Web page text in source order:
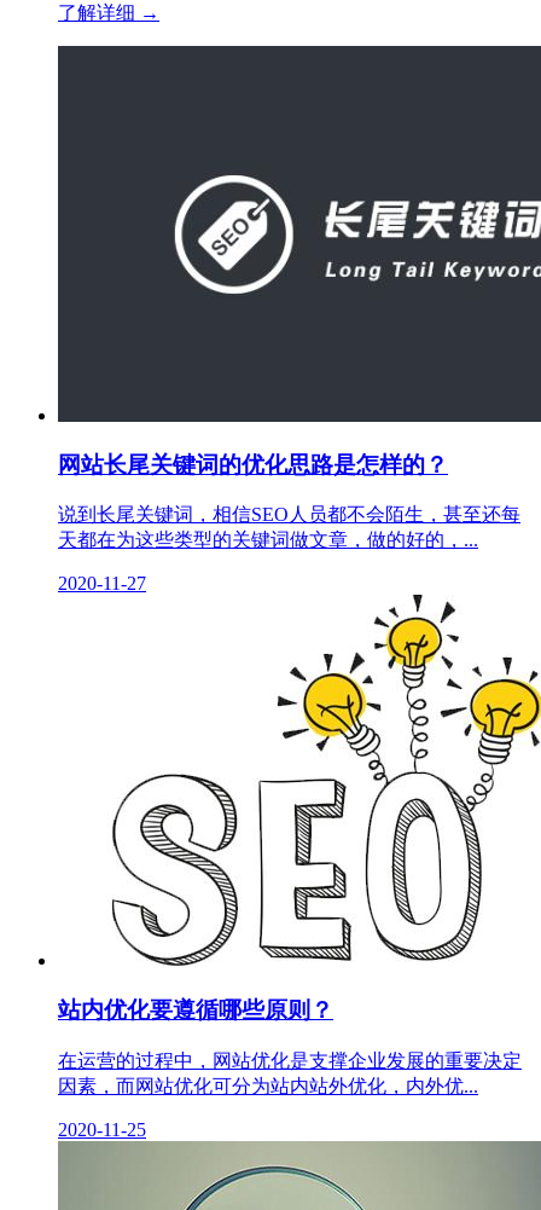
了解详细 →
网站长尾关键词的优化思路是怎样的？
说到长尾关键词，相信SEO人员都不会陌生，甚至还每
天都在为这些类型的关键词做文章，做的好的，...
2020-11-27
站内优化要遵循哪些原则？
在运营的过程中，网站优化是支撑企业发展的重要决定
因素，而网站优化可分为站内站外优化，内外优...
2020-11-25